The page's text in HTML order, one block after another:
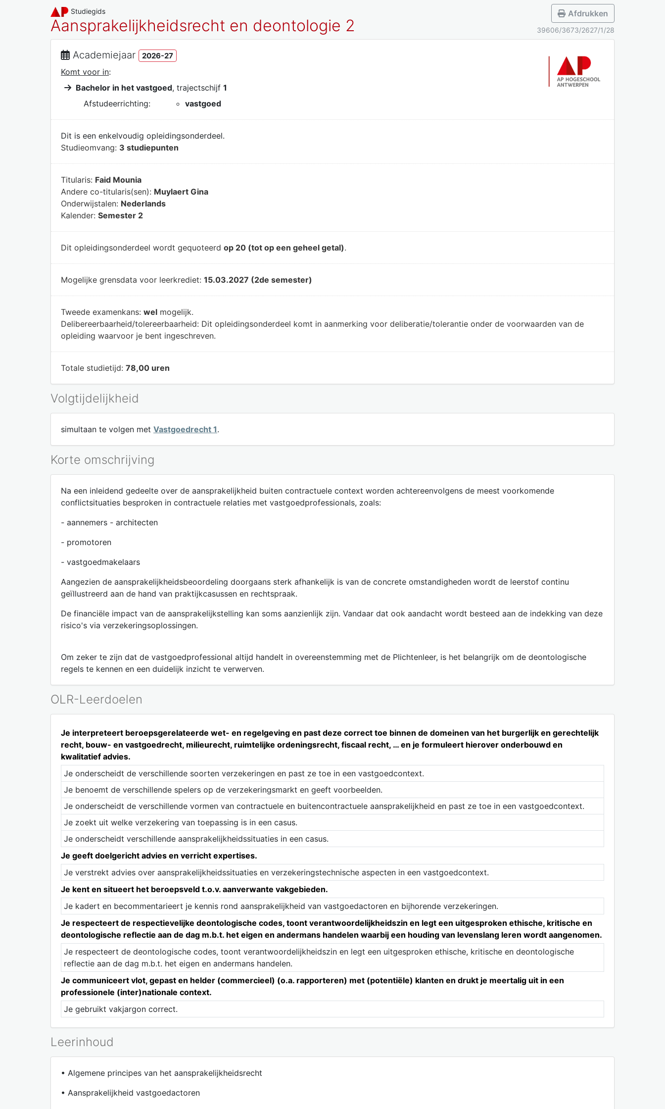
Studiegids
Aansprakelijkheidsrecht en deontologie 2
Afdrukken
39606/3673/2627/1/28
Academiejaar 2026-27
Komt voor in:
Bachelor in het vastgoed, trajectschijf 1
Afstudeerrichting:
vastgoed
Dit is een enkelvoudig opleidingsonderdeel.
Studieomvang: 3 studiepunten
Titularis: Faid Mounia
Andere co-titularis(sen): Muylaert Gina
Onderwijstalen: Nederlands
Kalender: Semester 2
Dit opleidingsonderdeel wordt gequoteerd op 20 (tot op een geheel getal).
Mogelijke grensdata voor leerkrediet: 15.03.2027 (2de semester)
Tweede examenkans: wel mogelijk.
Delibereerbaarheid/tolereerbaarheid: Dit opleidingsonderdeel komt in aanmerking voor deliberatie/tolerantie onder de voorwaarden van de
opleiding waarvoor je bent ingeschreven.
Totale studietijd: 78,00 uren
Volgtijdelijkheid
simultaan te volgen met Vastgoedrecht 1.
Korte omschrijving
Na een inleidend gedeelte over de aansprakelijkheid buiten contractuele context worden achtereenvolgens de meest voorkomende
conflictsituaties besproken in contractuele relaties met vastgoedprofessionals, zoals:
- aannemers - architecten
- promotoren
- vastgoedmakelaars
Aangezien de aansprakelijkheidsbeoordeling doorgaans sterk afhankelijk is van de concrete omstandigheden wordt de leerstof continu
geïllustreerd aan de hand van praktijkcasussen en rechtspraak.
De financiële impact van de aansprakelijkstelling kan soms aanzienlijk zijn. Vandaar dat ook aandacht wordt besteed aan de indekking van deze
risico's via verzekeringsoplossingen.
Om zeker te zijn dat de vastgoedprofessional altijd handelt in overeenstemming met de Plichtenleer, is het belangrijk om de deontologische
regels te kennen en een duidelijk inzicht te verwerven.
OLR-Leerdoelen
Je interpreteert beroepsgerelateerde wet- en regelgeving en past deze correct toe binnen de domeinen van het burgerlijk en gerechtelijk
recht, bouw- en vastgoedrecht, milieurecht, ruimtelijke ordeningsrecht, fiscaal recht, … en je formuleert hierover onderbouwd en
kwalitatief advies.
Je onderscheidt de verschillende soorten verzekeringen en past ze toe in een vastgoedcontext.
Je benoemt de verschillende spelers op de verzekeringsmarkt en geeft voorbeelden.
Je onderscheidt de verschillende vormen van contractuele en buitencontractuele aansprakelijkheid en past ze toe in een vastgoedcontext.
Je zoekt uit welke verzekering van toepassing is in een casus.
Je onderscheidt verschillende aansprakelijkheidssituaties in een casus.
Je geeft doelgericht advies en verricht expertises.
Je verstrekt advies over aansprakelijkheidssituaties en verzekeringstechnische aspecten in een vastgoedcontext.
Je kent en situeert het beroepsveld t.o.v. aanverwante vakgebieden.
Je kadert en becommentarieert je kennis rond aansprakelijkheid van vastgoedactoren en bijhorende verzekeringen.
Je respecteert de respectievelijke deontologische codes, toont verantwoordelijkheidszin en legt een uitgesproken ethische, kritische en
deontologische reflectie aan de dag m.b.t. het eigen en andermans handelen waarbij een houding van levenslang leren wordt aangenomen.
Je respecteert de deontologische codes, toont verantwoordelijkheidszin en legt een uitgesproken ethische, kritische en deontologische
reflectie aan de dag m.b.t. het eigen en andermans handelen.
Je communiceert vlot, gepast en helder (commercieel) (o.a. rapporteren) met (potentiële) klanten en drukt je meertalig uit in een
professionele (inter)nationale context.
Je gebruikt vakjargon correct.
Leerinhoud
• Algemene principes van het aansprakelijkheidsrecht
• Aansprakelijkheid vastgoedactoren